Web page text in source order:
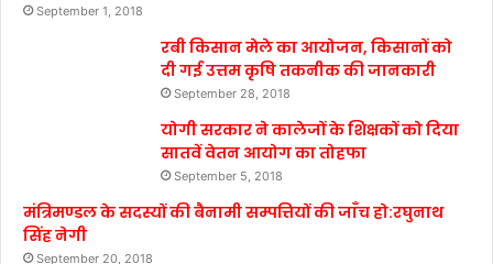
September 1, 2018
रबी किसान मेले का आयोजन, किसानों को
दी गई उत्तम कृषि तकनीक की जानकारी
September 28, 2018
योगी सरकार ने कालेजों के शिक्षकों को दिया
सातवें वेतन आयोग का तोहफा
September 5, 2018
मंत्रिमण्डल के सदस्यों की बैनामी सम्पत्तियों की जाँच हो:रघुनाथ
सिंह नेगी
September 20, 2018